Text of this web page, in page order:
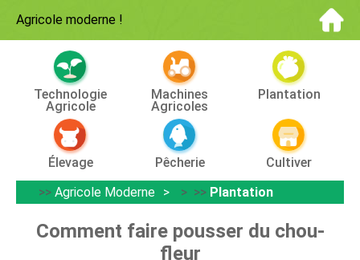
Agricole moderne !
Technologie
Agricole
Machines
Agricoles
Plantation
Élevage Pêcherie
Cultiver
>> Agricole Moderne > >> Plantation
Comment faire pousser du chou-
fleur